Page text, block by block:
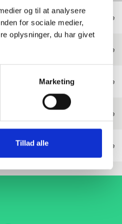
og til at analysere
for sociale medier,
oplysninger, du har givet
Marketing
Tillad alle
1.0460 Gevindflange
Gevindflange
P250GH 1.0460 Gevindflange
Gevindflange
S235JR 1.0038 HDG Gevindflange